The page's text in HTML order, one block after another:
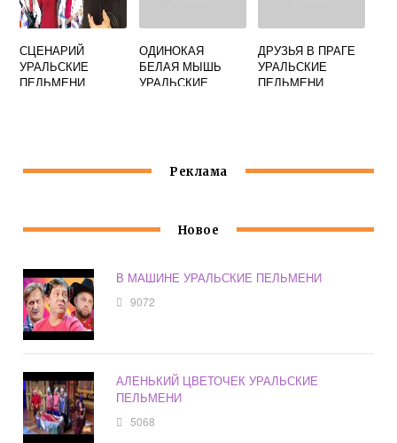
СЦЕНАРИЙ
УРАЛЬСКИЕ
ПЕЛЬМЕНИ
ОДИНОКАЯ
БЕЛАЯ МЫШЬ
УРАЛЬСКИЕ
ДРУЗЬЯ В ПРАГЕ
УРАЛЬСКИЕ
ПЕЛЬМЕНИ
Реклама
Новое
В МАШИНЕ УРАЛЬСКИЕ ПЕЛЬМЕНИ
9072
АЛЕНЬКИЙ ЦВЕТОЧЕК УРАЛЬСКИЕ
ПЕЛЬМЕНИ
5068